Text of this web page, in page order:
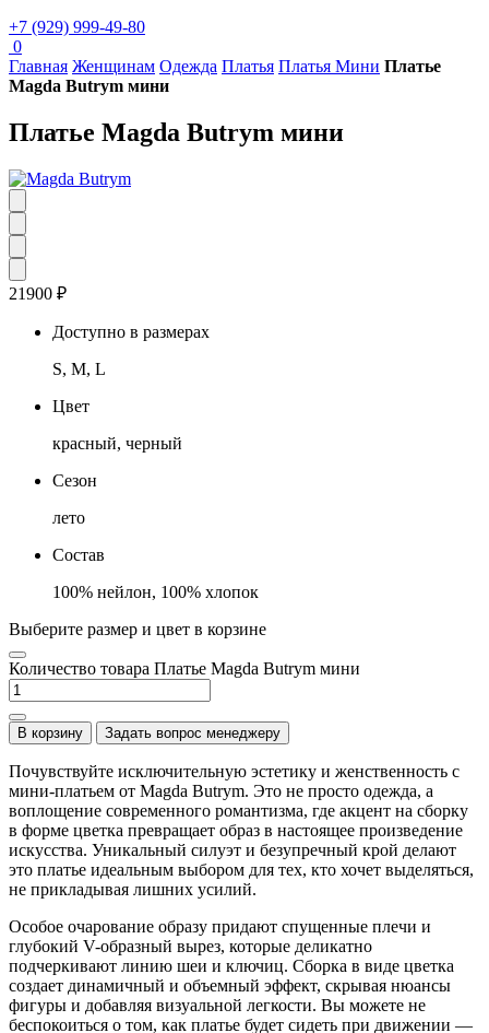
+7 (929) 999-49-80
0
Главная Женщинам Одежда Платья Платья Мини Платье
Magda Butrym мини
Платье Magda Butrym мини
21900 ₽
Доступно в размерах
S, M, L
Цвет
красный, черный
Сезон
лето
Состав
100% нейлон, 100% хлопок
Выберите размер и цвет в корзине
Количество товара Платье Magda Butrym мини
В корзину Задать вопрос менеджеру
Почувствуйте исключительную эстетику и женственность с
мини-платьем от Magda Butrym. Это не просто одежда, а
воплощение современного романтизма, где акцент на сборку
в форме цветка превращает образ в настоящее произведение
искусства. Уникальный силуэт и безупречный крой делают
это платье идеальным выбором для тех, кто хочет выделяться,
не прикладывая лишних усилий.
Особое очарование образу придают спущенные плечи и
глубокий V-образный вырез, которые деликатно
подчеркивают линию шеи и ключиц. Сборка в виде цветка
создает динамичный и объемный эффект, скрывая нюансы
фигуры и добавляя визуальной легкости. Вы можете не
беспокоиться о том, как платье будет сидеть при движении —